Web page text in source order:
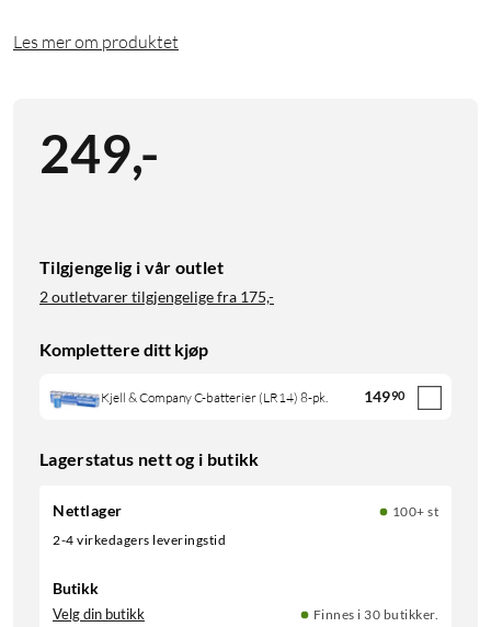
Les mer om produktet
249,-
Tilgjengelig i vår outlet
2 outletvarer tilgjengelige fra 175,-
Komplettere ditt kjøp
Kjell & Company C-batterier (LR14) 8-pk. 14990
Lagerstatus nett og i butikk
Nettlager
100+ st
2-4 virkedagers leveringstid
Butikk
Velg din butikk Finnes i 30 butikker.